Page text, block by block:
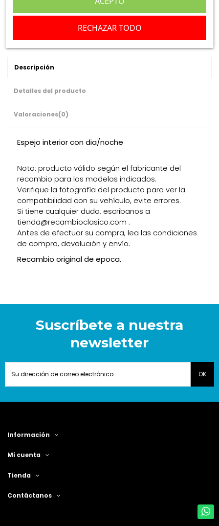
Añadir a la cesta
Descripción
Detalles del producto
Valoraciones(0)
Espejo interior con dia/noche
Nota: producto válido según el fabricante del
recambio para los modelos indicados.
Verifique la fotografía del producto para ver la
compatibilidad con su vehículo, evite errores.
Si tiene cualquier duda, escribanos a
tienda@recambioclasico.com .
Antes de efectuar su compra, lea las condiciones
de compra, devolución y envío.
Recambio original de epoca.
Suscríbete a nuestra
newsletter
Información
Mi cuenta
Tienda
Contáctanos
RECHAZAR TODO